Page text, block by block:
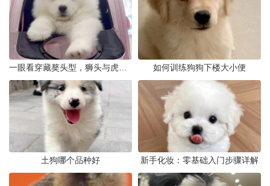
如何训练狗狗下楼大小便
土狗哪个品种好 新手化妆：零基础入门步骤详解